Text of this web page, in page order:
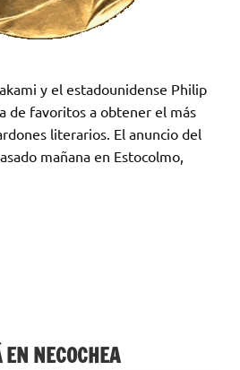
y el estadounidense Philip
de favoritos a obtener el más
literarios. El anuncio del
mañana en Estocolmo,
NECOCHEA